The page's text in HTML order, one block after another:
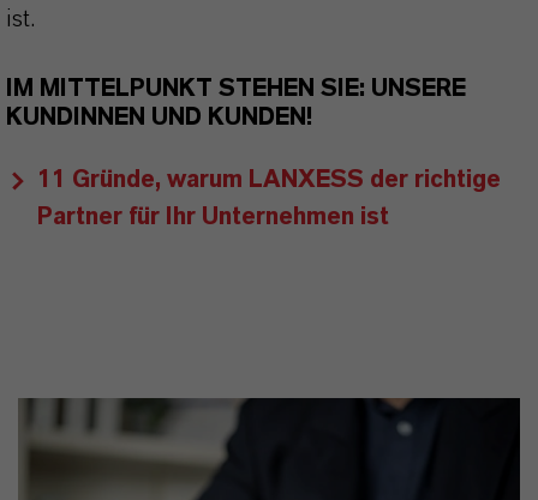
ist.
IM MITTELPUNKT STEHEN SIE: UNSERE
KUNDINNEN UND KUNDEN!
11 Gründe, warum LANXESS der richtige
Partner für Ihr Unternehmen ist